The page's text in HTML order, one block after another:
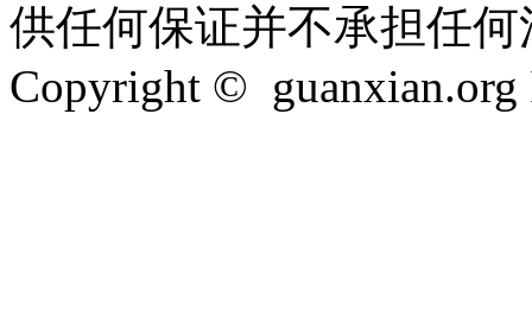
供任何保证并不承担任
Copyright © guanxian.org